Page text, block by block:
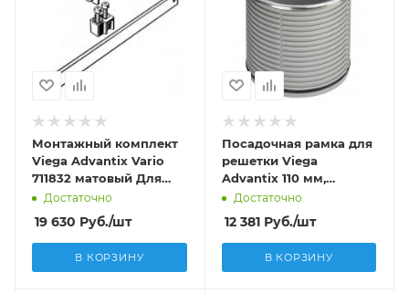
Монтажный комплект
Viega Advantix Vario
711832 матовый Для
соед. 2-х и более
Достаточно
19 630 Руб./шт
В КОРЗИНУ
Посадочная рамка для
решетки Viega
Advantix 110 мм,
арт.586416 (4962)
Достаточно
12 381Руб./шт
В КОРЗИНУ